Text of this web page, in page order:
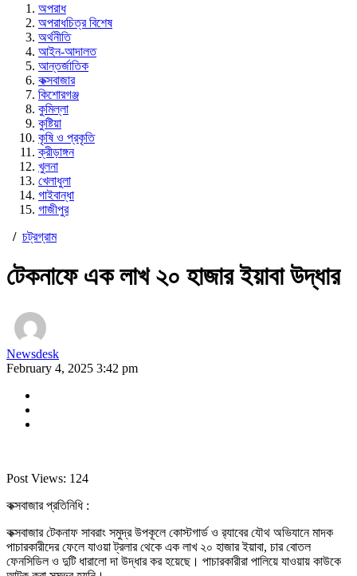
অপরাধ
অপরাধচিত্র বিশেষ
অর্থনীতি
আইন-আদালত
আন্তর্জাতিক
কক্সবাজার
কিশোরগঞ্জ
কুমিল্লা
কুষ্টিয়া
কৃষি ও প্রকৃতি
ক্রীড়াঙ্গন
খুলনা
খেলাধুলা
গাইবান্ধা
গাজীপুর
/ চট্রগ্রাম
টেকনাফে এক লাখ ২০ হাজার ইয়াবা উদ্ধার
Newsdesk
February 4, 2025 3:42 pm
Post Views: 124
কক্সবাজার প্রতিনিধি :
কক্সবাজার টেকনাফ সাবরাং সমুদ্র উপকূলে কোস্টগার্ড ও র‍্যাবের যৌথ অভিযানে মাদক
পাচারকারীদের ফেলে যাওয়া ট্রলার থেকে এক লাখ ২০ হাজার ইয়াবা, চার বোতল
ফেনসিডিল ও দুটি ধারালো দা উদ্ধার কর হয়েছে। পাচারকারীরা পালিয়ে যাওয়ায় কাউকে